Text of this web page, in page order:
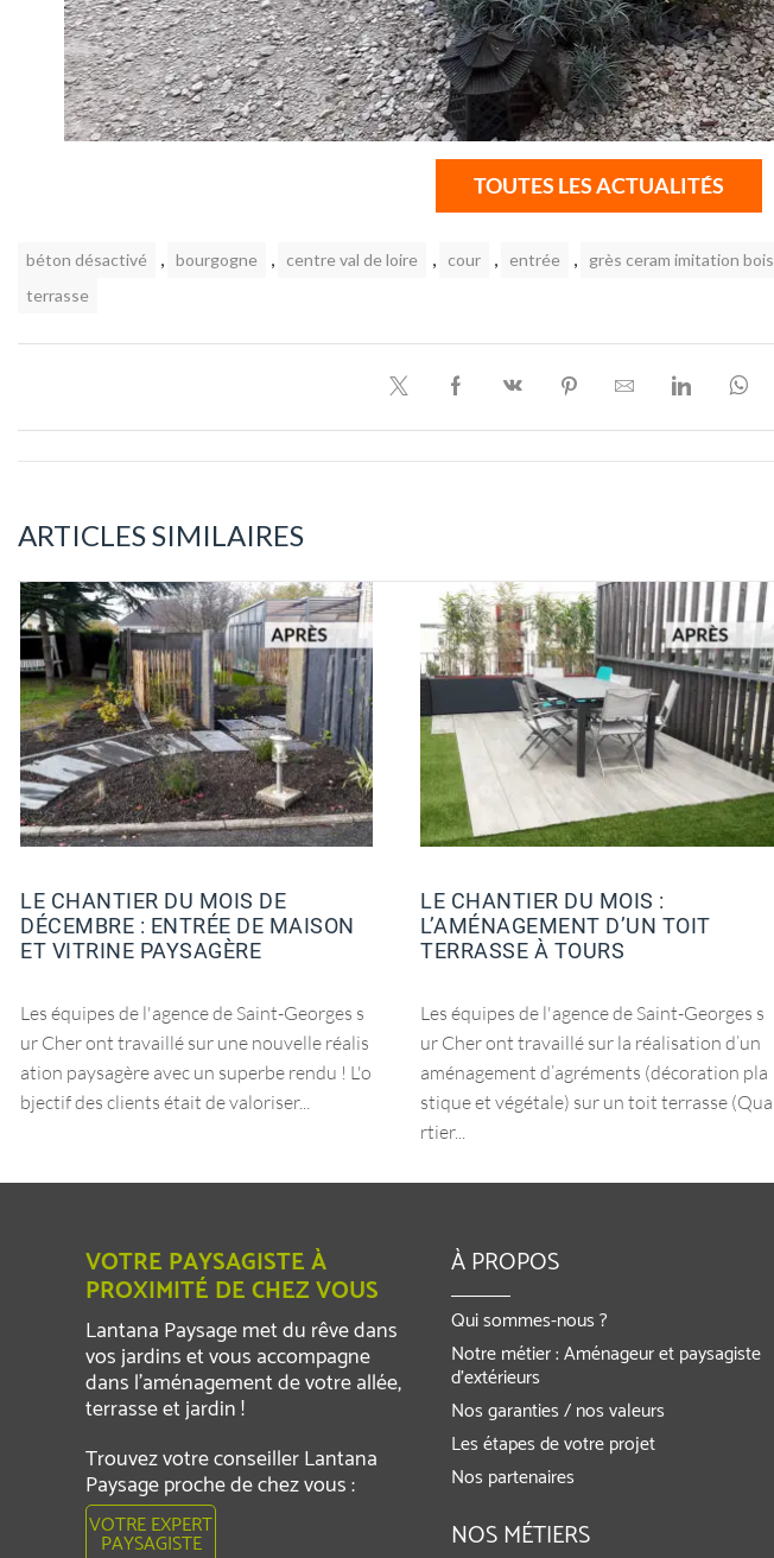
TOUTES LES ACTUALITÉS
béton désactivé bourgogne centre val de loire cour entrée grès ceram imitation bois
terrasse
ARTICLES SIMILAIRES
LE CHANTIER DU MOIS DE
DÉCEMBRE : ENTRÉE DE MAISON
ET VITRINE PAYSAGÈRE
Les équipes de l'agence de Saint-Georges s
ur Cher ont travaillé sur une nouvelle réalis
ation paysagère avec un superbe rendu ! L'o
bjectif des clients était de valoriser...
LE CHANTIER DU MOIS :
L’AMÉNAGEMENT D’UN TOIT
TERRASSE À TOURS
Les équipes de l'agence de Saint-Georges s
ur Cher ont travaillé sur la réalisation d’un
aménagement d’agréments (décoration pla
stique et végétale) sur un toit terrasse (Qua
rtier...
VOTRE PAYSAGISTE À
PROXIMITÉ DE CHEZ VOUS
Lantana Paysage met du rêve dans
vos jardins et vous accompagne
dans l’aménagement de votre allée,
terrasse et jardin !
Trouvez votre conseiller Lantana
Paysage proche de chez vous :
VOTRE EXPERT
PAYSAGISTE
À PROPOS
Qui sommes-nous ?
Notre métier : Aménageur et paysagiste
d’extérieurs
Nos garanties / nos valeurs
Les étapes de votre projet
Nos partenaires
NOS MÉTIERS